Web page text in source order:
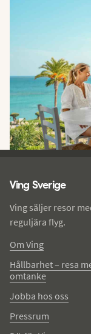
Ving Sverige
Ving säljer resor
reguljära flyg.
Om Ving
Hållbarhet – resa
omtanke
Jobba hos oss
Pressrum